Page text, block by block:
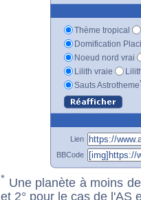
Thème tropical
Domification
Noeud nord vrai
Lilith vraie
Sauts Astrotheme
Lien
BBCode
* Une planète à moins
et 2° pour le cas de l'AS